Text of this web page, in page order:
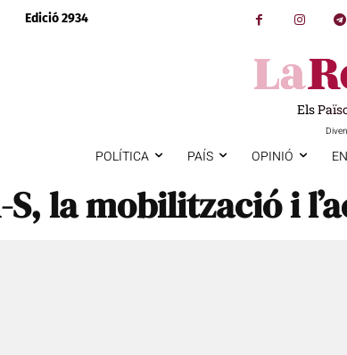
Edició 2934
Els
POLÍTICA PAÍS OPINIÓ
S, la mobilització i